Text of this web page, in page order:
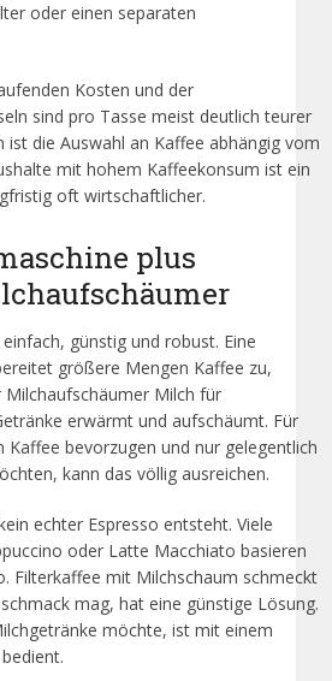
oder einen separaten
Kosten und der
sind pro Tasse meist deutlich teurer
ist die Auswahl an Kaffee abhängig vom
mit hohem Kaffeekonsum ist ein
oft wirtschaftlicher.
plus
günstig und robust. Eine
größere Mengen Kaffee zu,
Milch für
erwärmt und aufschäumt. Für
Kaffee bevorzugen und nur gelegentlich
kann das völlig ausreichen.
echter Espresso entsteht. Viele
oder Latte Macchiato basieren
Filterkaffee mit Milchschaum schmeckt
mag, hat eine günstige Lösung.
möchte, ist mit einem